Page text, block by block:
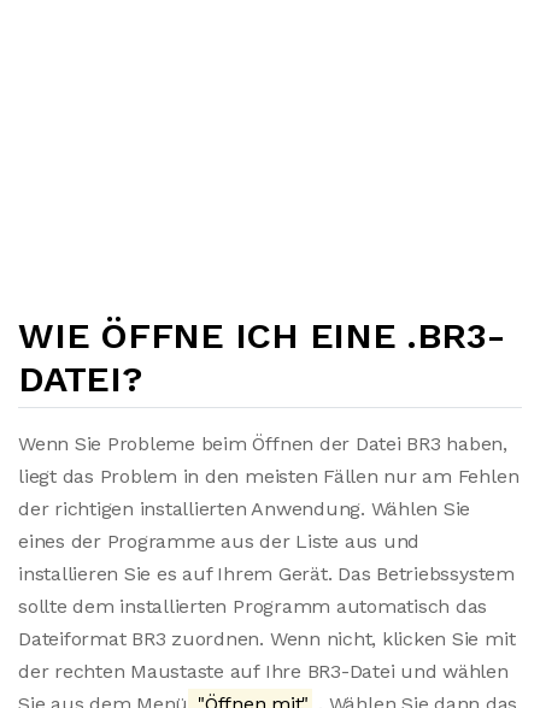
WIE ÖFFNE ICH EINE .BR3-
DATEI?
Wenn Sie Probleme beim Öffnen der Datei BR3 haben,
liegt das Problem in den meisten Fällen nur am Fehlen
der richtigen installierten Anwendung. Wählen Sie
eines der Programme aus der Liste aus und
installieren Sie es auf Ihrem Gerät. Das Betriebssystem
sollte dem installierten Programm automatisch das
Dateiformat BR3 zuordnen. Wenn nicht, klicken Sie mit
der rechten Maustaste auf Ihre BR3-Datei und wählen